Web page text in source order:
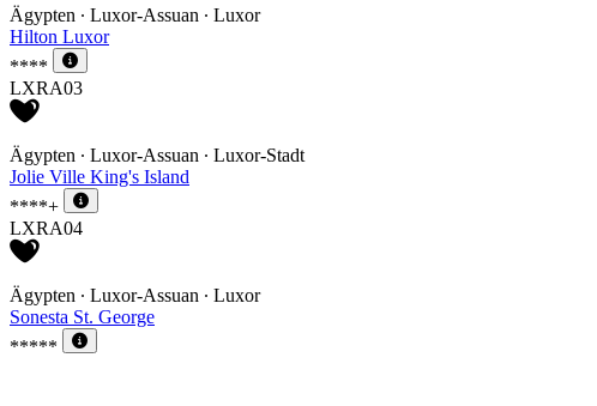
Ägypten ∙ Luxor-Assuan ∙ Luxor
Hilton Luxor
****
LXRA03
Ägypten ∙ Luxor-Assuan ∙ Luxor-Stadt
Jolie Ville King's Island
****+
LXRA04
Ägypten ∙ Luxor-Assuan ∙ Luxor
Sonesta St. George
*****